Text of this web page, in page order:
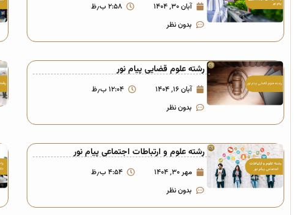
آبان ۳۰, ۱۴۰۴
۲:۵۸ ب٫ظ
بدون نظر
رشته علوم قضایی پیام نور
آبان ۱۶, ۱۴۰۴
۱۲:۰۴ ب٫ظ
بدون نظر
رشته علوم و ارتباطات اجتماعی پیام نور
مهر ۳۰, ۱۴۰۴
۴:۵۴ ب٫ظ
بدون نظر